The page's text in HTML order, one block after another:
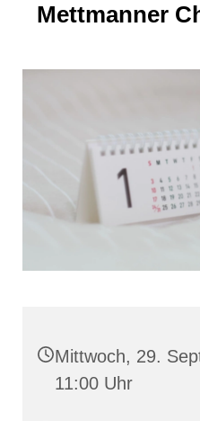
Mettmanner
Mittwoch, 29.
11:00 Uhr